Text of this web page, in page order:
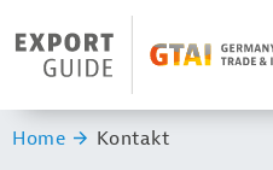
Header Logo
Sie sind hier:
Home Kontakt